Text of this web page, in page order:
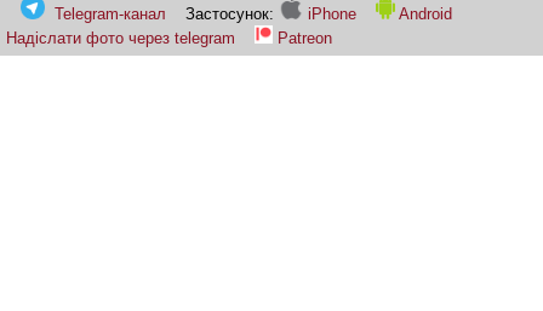
Telegram-канал
Застосунок: iPhone
Android
Надіслати фото через telegram
Patreon